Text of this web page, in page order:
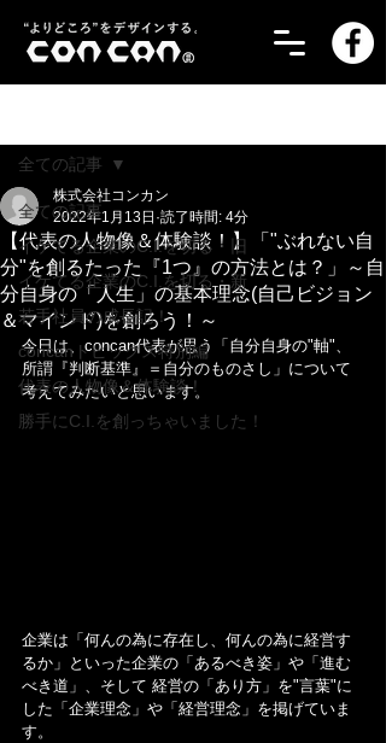
全ての記事
イケてる企業のC.I.を切る・旧
イケてる企業のC.I.を切る・新
若手社員の成長記！
concanトピックス特別編
代表の人物像＆体験談！
勝手にC.I.を創っちゃいました！
全ての記事
【代表の人物像＆体験談！】「"ぶれない自
分"を創るたった『1つ』の方法とは？」～自
分自身の「人生」の基本理念(自己ビジョン
＆マインド)を創ろう！～
株式会社コンカン
2022年1月13日 読了時間: 4分
今日は、concan代表が思う「自分自身の"軸"、
所謂『判断基準』＝自分のものさし」について
考えてみたいと思います。
企業は「何んの為に存在し、何んの為に経営す
るか」といった企業の「あるべき姿」や「進む
べき道」、そして 経営の「あり方」を"言葉"に
した「企業理念」や「経営理念」を掲げていま
す。